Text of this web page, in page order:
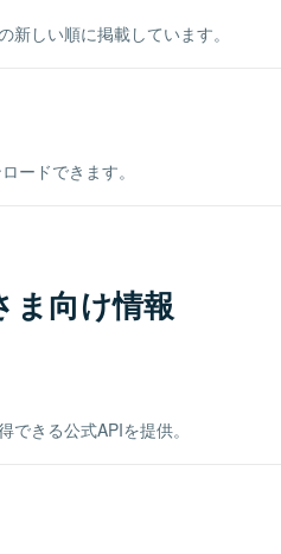
しい順に掲載しています。
ードできます。
ま向け情報
きる公式APIを提供。